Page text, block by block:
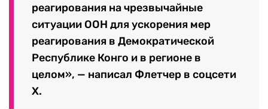
реагирования на чрезвычайные
ситуации ООН для ускорения мер
реагирования в Демократической
Республике Конго и в регионе в
целом», — написал Флетчер в соцсети
Х.